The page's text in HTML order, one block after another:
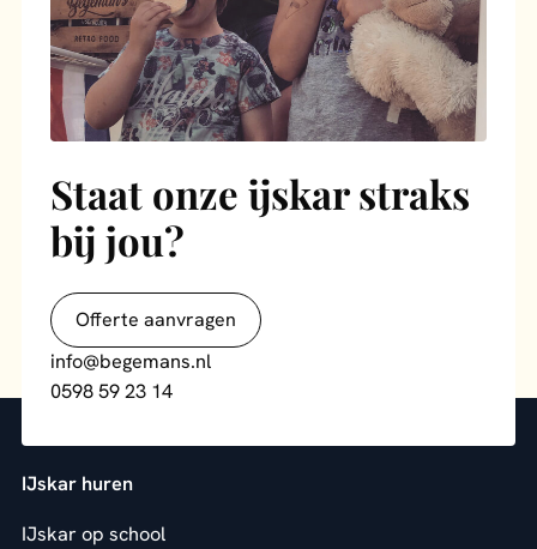
Staat onze ijskar straks
bij jou?
Offerte aanvragen
info@begemans.nl
0598 59 23 14
IJskar huren
IJskar op school